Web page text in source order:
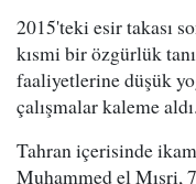
2015'teki esir takası
kısmi bir özgürlük
faaliyetlerine düşük
çalışmalar kaleme aldı.
Tahran içerisinde
Muhammed el Mısri,